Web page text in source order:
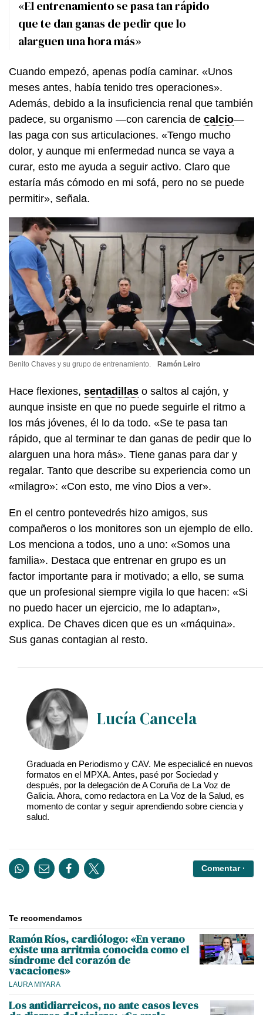
«El entrenamiento se pasa tan rápido
que te dan ganas de pedir que lo
alarguen una hora más»
Cuando empezó, apenas podía caminar. «Unos
meses antes, había tenido tres operaciones».
Además, debido a la insuficiencia renal que también
padece, su organismo —con carencia de calcio—
las paga con sus articulaciones. «Tengo mucho
dolor, y aunque mi enfermedad nunca se vaya a
curar, esto me ayuda a seguir activo. Claro que
estaría más cómodo en mi sofá, pero no se puede
permitir», señala.
Benito Chaves y su grupo de entrenamiento. Ramón Leiro
Hace flexiones, sentadillas o saltos al cajón, y
aunque insiste en que no puede seguirle el ritmo a
los más jóvenes, él lo da todo. «Se te pasa tan
rápido, que al terminar te dan ganas de pedir que lo
alarguen una hora más». Tiene ganas para dar y
regalar. Tanto que describe su experiencia como un
«milagro»: «Con esto, me vino Dios a ver».
En el centro pontevedrés hizo amigos, sus
compañeros o los monitores son un ejemplo de ello.
Los menciona a todos, uno a uno: «Somos una
familia». Destaca que entrenar en grupo es un
factor importante para ir motivado; a ello, se suma
que un profesional siempre vigila lo que hacen: «Si
no puedo hacer un ejercicio, me lo adaptan»,
explica. De Chaves dicen que es un «máquina».
Sus ganas contagian al resto.
Lucía Cancela
Graduada en Periodismo y CAV. Me especialicé en nuevos
formatos en el MPXA. Antes, pasé por Sociedad y
después, por la delegación de A Coruña de La Voz de
Galicia. Ahora, como redactora en La Voz de la Salud, es
momento de contar y seguir aprendiendo sobre ciencia y
salud.
Comentar ·
Te recomendamos
Ramón Ríos, cardiólogo: «En verano
existe una arritmia conocida como el
síndrome del corazón de
vacaciones»
LAURA MIYARA
Los antidiarreicos, no ante casos leves